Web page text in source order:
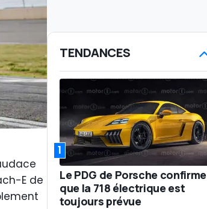
E de
TENDANCES
1
Le PDG de Porsche confirme
que la 718 électrique est
toujours prévue